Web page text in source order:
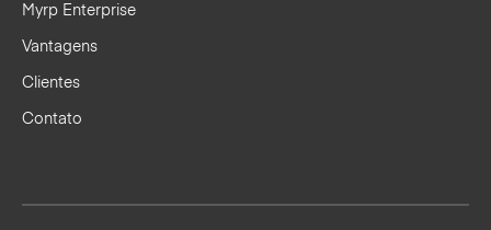
Myrp Enterprise
Vantagens
Clientes
Contato